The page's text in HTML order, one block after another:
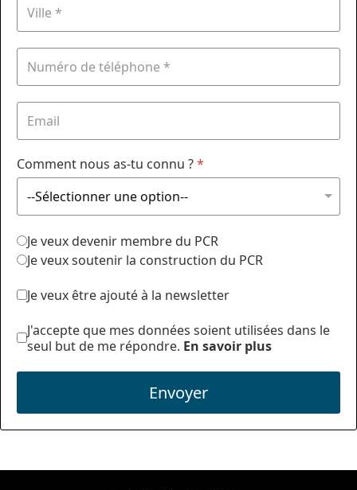
Comment nous as-tu connu ?*
Je veux devenir membre du PCR
Je veux soutenir la construction du PCR
Je veux être ajouté à la newsletter
J'accepte que mes données soient utilisées dans le
seul but de me répondre. En savoir plus
Envoyer